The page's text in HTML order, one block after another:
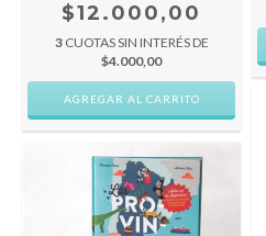
$12.000,00
3 CUOTAS SIN INTERÉS DE
$4.000,00